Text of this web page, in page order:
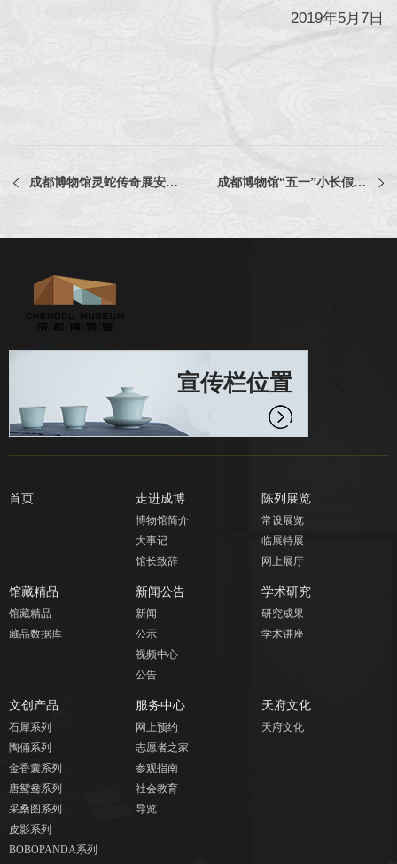
2019年5月7日
成都博物馆灵蛇传奇展安全评估项目比选公告 成都博物馆“五一”小长假期间照常开放
宣传栏位置
首页 走进成博
博物馆简介
大事记
馆长致辞
陈列展览
常设展览
临展特展
网上展厅
馆藏精品
馆藏精品
藏品数据库
新闻公告
新闻
公示
视频中心
公告
学术研究
研究成果
学术讲座
文创产品
石犀系列
陶俑系列
金香囊系列
唐鸳鸯系列
采桑图系列
皮影系列
BOBOPANDA系列
服务中心
网上预约
志愿者之家
参观指南
社会教育
导览
天府文化
天府文化